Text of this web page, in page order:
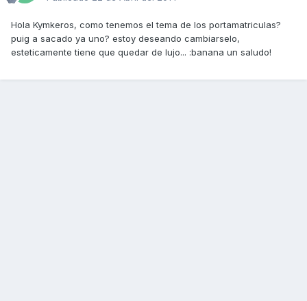
Hola Kymkeros, como tenemos el tema de los portamatriculas?
puig a sacado ya uno? estoy deseando cambiarselo,
esteticamente tiene que quedar de lujo... :banana un saludo!